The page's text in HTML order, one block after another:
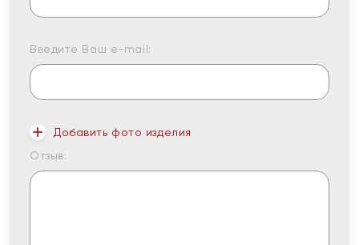
Введите Ваш e-mail:
Добавить фото изделия
Отзыв: